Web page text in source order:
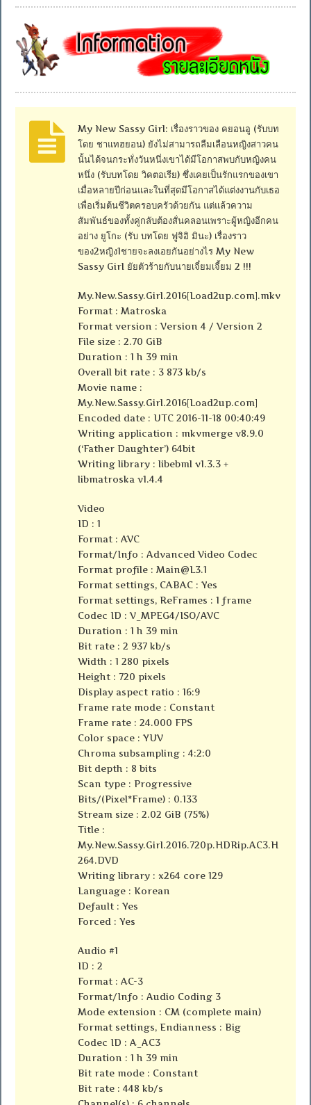
My New Sassy Girl: เรื่องราวของ คยอนอู (รับบท
โดย ชาแทฮยอน) ยังไม่สามารถลืมเลือนหญิงสาวคน
นั้นได้จนกระทั่งวันหนึ่งเขาได้มีโอกาสพบกับหญิงคน
หนึ่ง (รับบทโดย วิคตอเรีย) ซึ่งเคยเป็นรักแรกของเขา
เมื่อหลายปีก่อนและในที่สุดมีโอกาสได้แต่งงานกับเธอ
เพื่อเริ่มต้นชีวิตครอบครัวด้วยกัน แต่แล้วความ
สัมพันธ์ของทั้งคู่กลับต้องสั่นคลอนเพราะผู้หญิงอีกคน
อย่าง ยูโกะ (รับ บทโดย ฟูจิอิ มินะ) เรื่องราว
ของ2หญิง1ชายจะลงเอยกันอย่างไร My New
Sassy Girl ยัยตัวร้ายกับนายเจี๋ยมเจี้ยม 2 !!!
My.New.Sassy.Girl.2016[Load2up.com].mkv
Format : Matroska
Format version : Version 4 / Version 2
File size : 2.70 GiB
Duration : 1 h 39 min
Overall bit rate : 3 873 kb/s
Movie name :
My.New.Sassy.Girl.2016[Load2up.com]
Encoded date : UTC 2016-11-18 00:40:49
Writing application : mkvmerge v8.9.0
(‘Father Daughter’) 64bit
Writing library : libebml v1.3.3 +
libmatroska v1.4.4
Video
ID : 1
Format : AVC
Format/Info : Advanced Video Codec
Format profile :Main@L3.1
Format settings, CABAC : Yes
Format settings, ReFrames : 1 frame
Codec ID : V_MPEG4/ISO/AVC
Duration : 1 h 39 min
Bit rate : 2 937 kb/s
Width : 1 280 pixels
Height : 720 pixels
Display aspect ratio : 16:9
Frame rate mode : Constant
Frame rate : 24.000 FPS
Color space : YUV
Chroma subsampling : 4:2:0
Bit depth : 8 bits
Scan type : Progressive
Bits/(Pixel*Frame) : 0.133
Stream size : 2.02 GiB (75%)
Title :
My.New.Sassy.Girl.2016.720p.HDRip.AC3.H
264.DVD
Writing library : x264 core 129
Language : Korean
Default : Yes
Forced : Yes
Audio #1
ID : 2
Format : AC-3
Format/Info : Audio Coding 3
Mode extension : CM (complete main)
Format settings, Endianness : Big
Codec ID : A_AC3
Duration : 1 h 39 min
Bit rate mode : Constant
Bit rate : 448 kb/s